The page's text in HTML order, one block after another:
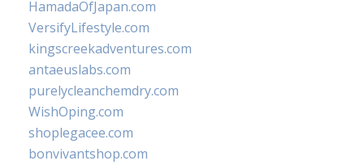
HamadaOfJapan.com
VersifyLifestyle.com
kingscreekadventures.com
antaeuslabs.com
purelycleanchemdry.com
WishOping.com
shoplegacee.com
bonvivantshop.com